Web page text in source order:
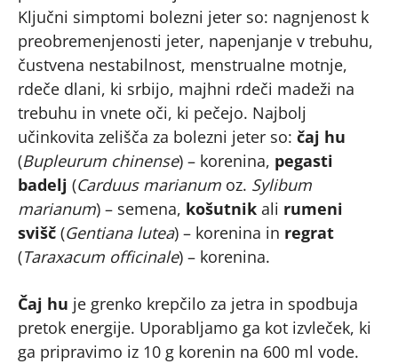
Ključni simptomi bolezni jeter so: nagnjenost k
preobremenjenosti jeter, napenjanje v trebuhu,
čustvena nestabilnost, menstrualne motnje,
rdeče dlani, ki srbijo, majhni rdeči madeži na
trebuhu in vnete oči, ki pečejo. Najbolj
učinkovita zelišča za bolezni jeter so: čaj hu
(Bupleurum chinense) – korenina, pegasti
badelj (Carduus marianum oz. Sylibum
marianum) – semena, košutnik ali rumeni
svišč (Gentiana lutea) – korenina in regrat
(Taraxacum officinale) – korenina.
Čaj hu je grenko krepčilo za jetra in spodbuja
pretok energije. Uporabljamo ga kot izvleček, ki
ga pripravimo iz 10 g korenin na 600 ml vode.